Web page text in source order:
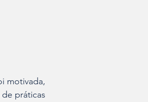
motivada,
práticas